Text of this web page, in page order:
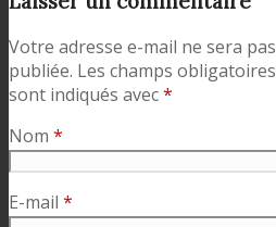
Votre adresse e-mail ne sera pas
publiée. Les champs obligatoires
sont indiqués avec*
Nom *
E-mail *